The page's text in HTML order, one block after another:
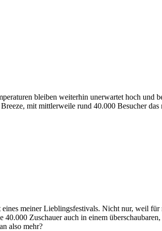
bleiben weiterhin unerwartet hoch und
mit mittlerweile rund 40.000 Besucher
meiner Lieblingsfestivals. Nicht nur, weil
Zuschauer auch in einem
also mehr?